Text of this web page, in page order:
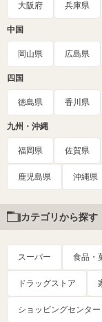
大阪府 兵庫県
中国
岡山県 広島県
四国
徳島県 香川県
九州・沖縄
福岡県 佐賀県
鹿児島県 沖縄県
カテゴリから探す
スーパー 食品・
ドラッグストア
ショッピングセンタ